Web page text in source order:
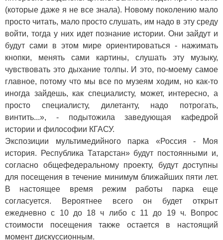
(которые даже я не все знала). Новому поколению мало
просто читать, мало просто слушать, им надо в эту среду
войти, тогда у них идет познание истории. Они зайдут и
будут сами в этом мире ориентироваться ­- нажимать
кнопки, менять сами картины, слушать эту музыку,
чувствовать это дыхание толпы. И это, по-моему самое
главное, потому что мы все по музеям ходим, но как-то
иногда зайдешь, как специалисту, может, интересно, а
просто специалисту, дилетанту, надо потрогать,
винтить...», - подытожила заведующая кафедрой
истории и философии КГАСУ.
Экспозиции мультимедийного парка «Россия - Моя
история. Республика Татарстан» будут постоянными и,
согласно общефедеральному проекту, будут доступны
для посещения в течение минимум ближайших пяти лет.
В настоящее время режим работы парка еще
согласуется. Вероятнее всего он будет открыт
ежедневно с 10 до 18 ч либо с 11 до 19 ч. Вопрос
стоимости посещения также остается в настоящий
момент дискуссионным.